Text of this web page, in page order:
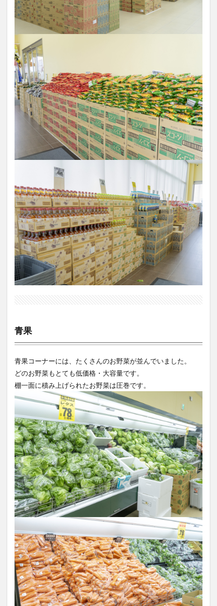
青果
青果コーナーには、たくさんのお野菜が並んでいました。
どのお野菜もとても低価格・大容量です。
棚一面に積み上げられたお野菜は圧巻です。